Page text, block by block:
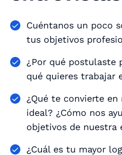
Cuéntanos un poco
tus objetivos
¿Por qué postulaste
qué quieres trabajar
¿Qué te convierte
ideal? ¿Cómo nos
objetivos de nuestra
¿Cuál es tu mayor